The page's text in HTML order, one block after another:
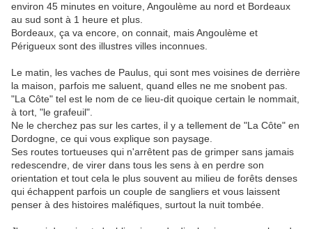
environ 45 minutes en voiture, Angoulème au nord et Bordeaux
au sud sont à 1 heure et plus.
Bordeaux, ça va encore, on connait, mais Angoulème et
Périgueux sont des illustres villes inconnues.
Le matin, les vaches de Paulus, qui sont mes voisines de derrière
la maison, parfois me saluent, quand elles ne me snobent pas.
"La Côte" tel est le nom de ce lieu-dit quoique certain le nommait,
à tort, "le grafeuil".
Ne le cherchez pas sur les cartes, il y a tellement de "La Côte" en
Dordogne, ce qui vous explique son paysage.
Ses routes tortueuses qui n'arrêtent pas de grimper sans jamais
redescendre, de virer dans tous les sens à en perdre son
orientation et tout cela le plus souvent au milieu de forêts denses
qui échappent parfois un couple de sangliers et vous laissent
penser à des histoires maléfiques, surtout la nuit tombée.